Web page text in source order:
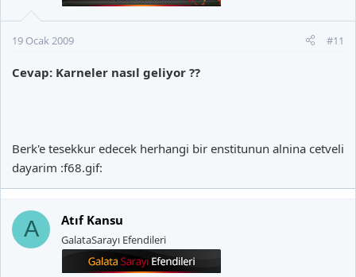
19 Ocak 2009 #11
Cevap: Karneler nasıl geliyor ??
Berk'e tesekkur edecek herhangi bir enstitunun alnina cetveli
dayarim :f68.gif:
A Atıf Kansu
GalataSarayı Efendileri